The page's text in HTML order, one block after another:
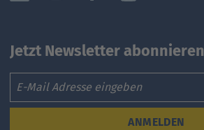
Jetzt Newsletter abonnieren
Email
ANMELDEN